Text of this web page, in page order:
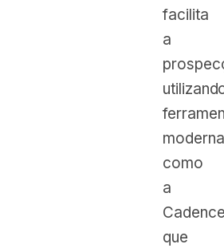
facilita
a
como
a
que